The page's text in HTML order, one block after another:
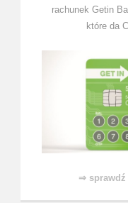
rachunek Getin
które da
⇒ sprawdź